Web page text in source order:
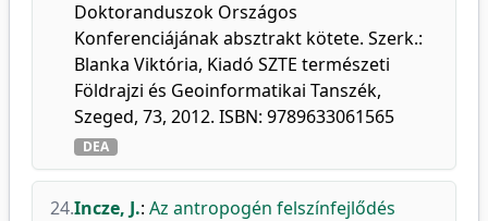
Doktoranduszok Országos
Konferenciájának absztrakt kötete. Szerk.:
Blanka Viktória, Kiadó SZTE természeti
Földrajzi és Geoinformatikai Tanszék,
Szeged, 73, 2012. ISBN: 9789633061565
DEA
24.Incze, J.: Az antropogén felszínfejlődés